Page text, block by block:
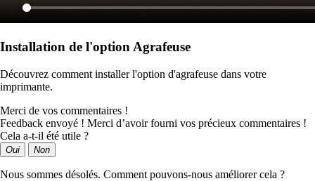
Installation de l'option Agrafeuse
Découvrez comment installer l'option d'agrafeuse dans votre
imprimante.
Merci de vos commentaires !
Feedback envoyé ! Merci d’avoir fourni vos précieux commentaires !
Cela a-t-il été utile ?
Oui Non
Nous sommes désolés. Comment pouvons-nous améliorer cela ?